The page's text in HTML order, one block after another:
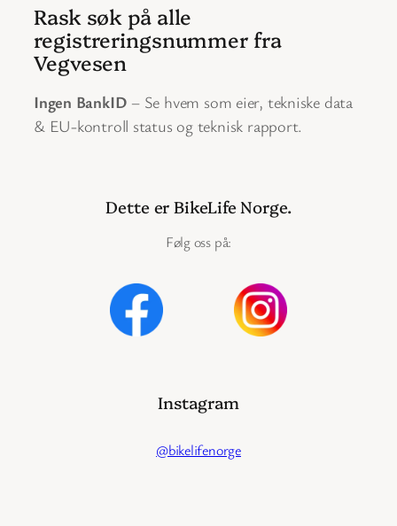
Rask søk på alle
registreringsnummer fra
Vegvesen
Ingen BankID – Se hvem som eier, tekniske data
& EU-kontroll status og teknisk rapport.
Dette er BikeLife Norge.
Følg oss på:
Instagram
@bikelifenorge